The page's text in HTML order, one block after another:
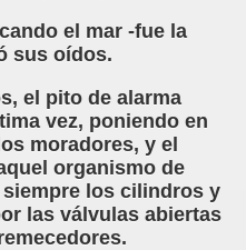
el mar -fue la
sus oídos.
el pito de alarma
vez, poniendo en
moradores, y el
organismo de
siempre los cilindros y
las válvulas abiertas